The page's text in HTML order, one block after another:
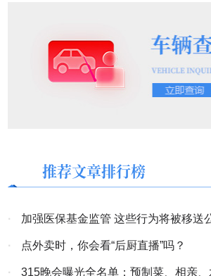
推荐文章排行榜
·
加强医保基金监管 这些行为将被移送
· 点外卖时，你会看“后厨直播”吗？
·
315晚会曝光全名单：预制菜、相亲、